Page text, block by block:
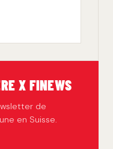
X FINEWS
de
en Suisse.